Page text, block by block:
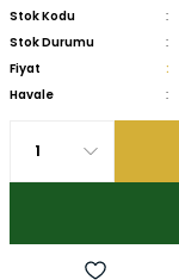
Stok Kodu
Stok Durumu
Fiyat
Havale